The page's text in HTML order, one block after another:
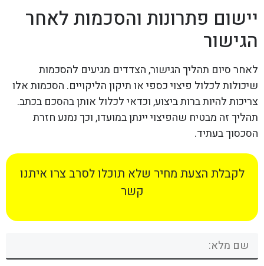
יישום פתרונות והסכמות לאחר
הגישור
לאחר סיום תהליך הגישור, הצדדים מגיעים להסכמות
שיכולות לכלול פיצוי כספי או תיקון הליקויים. הסכמות אלו
צריכות להיות ברות ביצוע, וכדאי לכלול אותן בהסכם בכתב.
תהליך זה מבטיח שהפיצוי יינתן במועדו, וכך נמנע חזרת
הסכסוך בעתיד.
לקבלת הצעת מחיר שלא תוכלו לסרב צרו איתנו
קשר